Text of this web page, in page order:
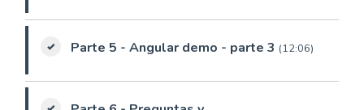
Parte 5 - Angular demo - parte 3 (12:06)